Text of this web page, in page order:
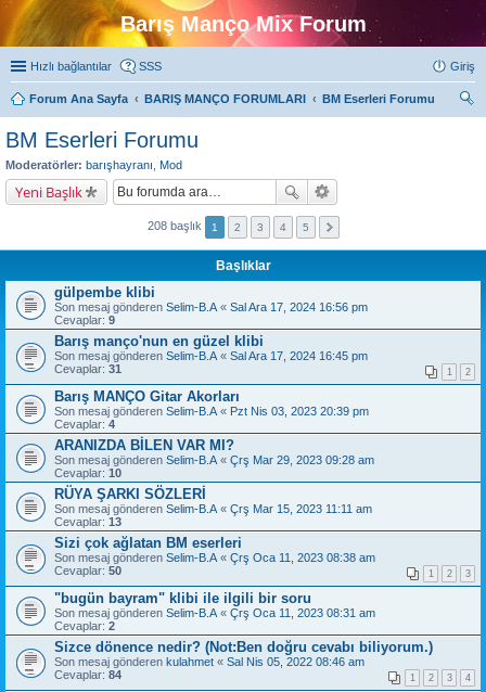
Barış Manço Mix Forum
Hızlı bağlantılar SSS Giriş
Forum Ana Sayfa BARIŞ MANÇO FORUMLARI
BM Eserleri Forumu
BM Eserleri Forumu
Moderatörler: barışhayranı Mod
Yeni Başlık
208 başlık 1 2 3 4 5
Başlıklar
gülpembe klibi
Son mesaj gönderen Selim-B.A « Sal Ara 17, 2024 16:56 pm
Cevaplar: 9
Barış manço'nun en güzel klibi
Son mesaj gönderen Selim-B.A « Sal Ara 17, 2024 16:45 pm
Cevaplar: 31 1 2
Barış MANÇO Gitar Akorları
Son mesaj gönderen Selim-B.A « Pzt Nis 03, 2023 20:39 pm
Cevaplar: 4
ARANIZDA BİLEN VAR MI?
Son mesaj gönderen Selim-B.A « Çrş Mar 29, 2023 09:28 am
Cevaplar: 10
RÜYA ŞARKI SÖZLERİ
Son mesaj gönderen Selim-B.A « Çrş Mar 15, 2023 11:11 am
Cevaplar: 13
Sizi çok ağlatan BM eserleri
Son mesaj gönderen Selim-B.A « Çrş Oca 11, 2023 08:38 am
Cevaplar: 50 1 2 3
"bugün bayram" klibi ile ilgili bir soru
Son mesaj gönderen Selim-B.A « Çrş Oca 11, 2023 08:31 am
Cevaplar: 2
Sizce dönence nedir? (Not:Ben doğru cevabı biliyorum.)
Son mesaj gönderen kulahmet « Sal Nis 05, 2022 08:46 am
Cevaplar: 84 1 2 3 4